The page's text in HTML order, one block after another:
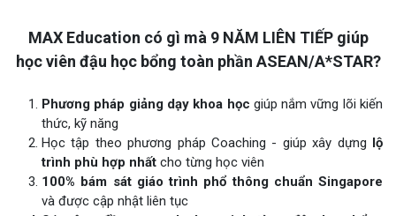
MAX Education có gì mà 9 NĂM LIÊN TIẾP giúp
học viên đậu học bổng toàn phần ASEAN/A*STAR?
Phương pháp giảng dạy khoa học giúp nắm vững lõi kiến
thức, kỹ năng
Học tập theo phương pháp Coaching - giúp xây dựng lộ
trình phù hợp nhất cho từng học viên
100% bám sát giáo trình phổ thông chuẩn Singapore
và được cập nhật liên tục